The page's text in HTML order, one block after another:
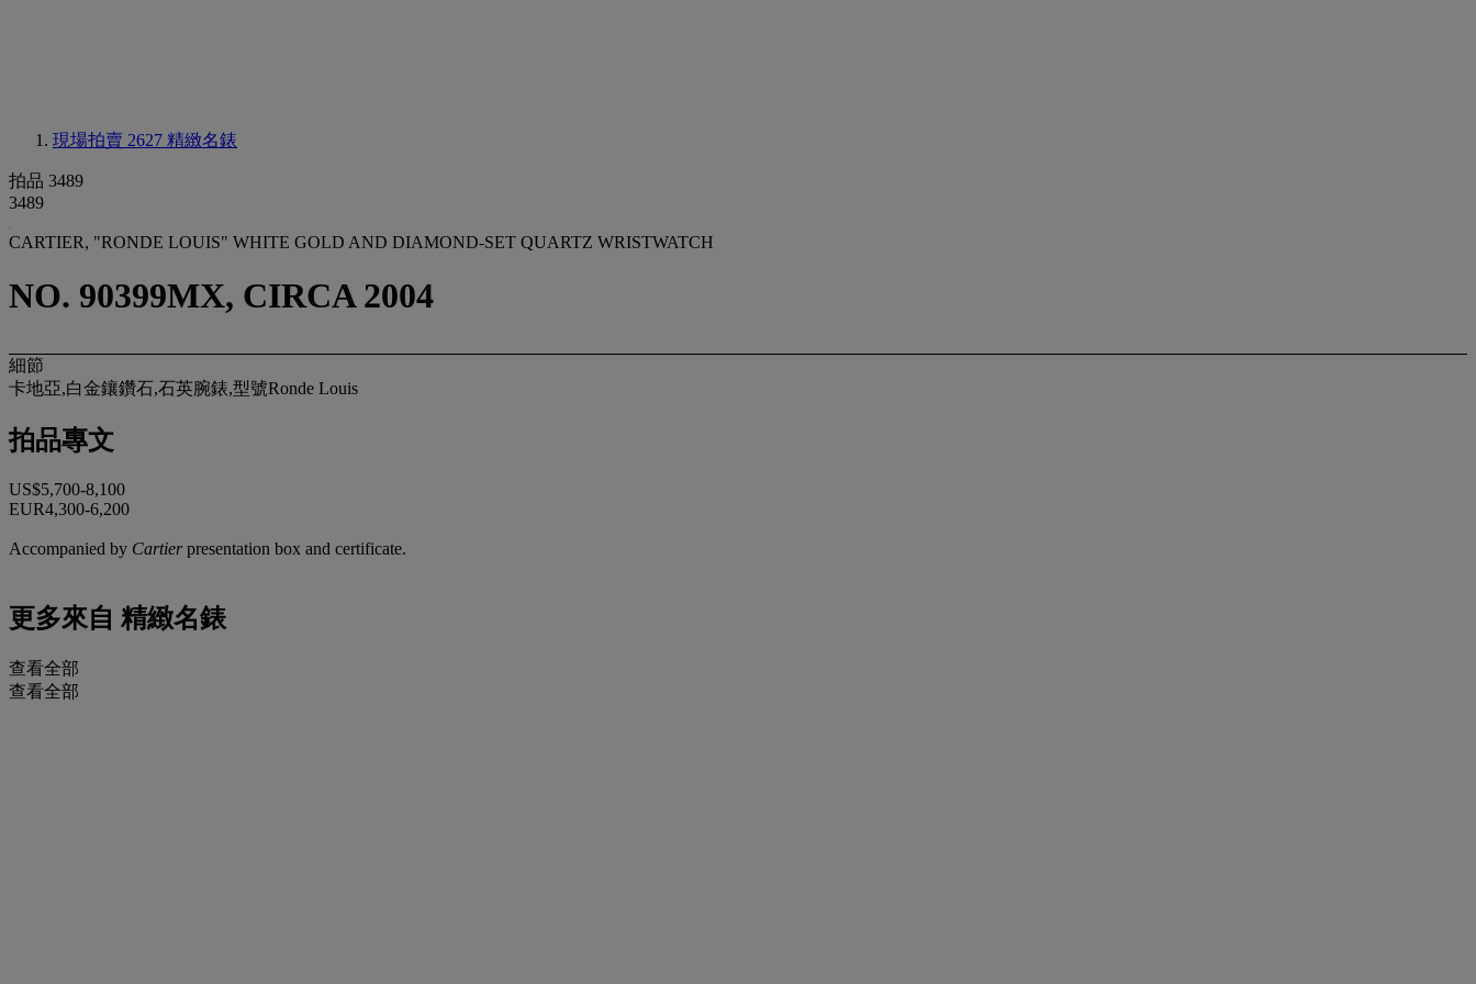
現場拍賣 2627 精緻名錶
拍品 3489
3489
CARTIER, "RONDE LOUIS" WHITE GOLD AND DIAMOND-SET QUARTZ WRISTWATCH
NO. 90399MX, CIRCA 2004
細節
卡地亞,白金鑲鑽石,石英腕錶,型號Ronde Louis
拍品專文
US$5,700-8,100
EUR4,300-6,200
Accompanied by Cartierpresentation box and certificate.
更多來自 精緻名錶
查看全部
查看全部